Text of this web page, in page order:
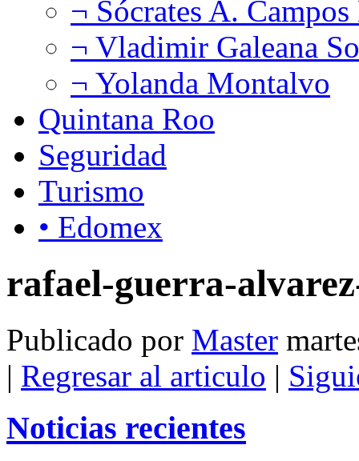
¬ Sócrates A.
¬ Vladimir Galeana
¬ Yolanda Montalvo
Quintana Roo
Seguridad
Turismo
• Edomex
rafael-guerra-
Publicado por Master
| Regresar al articulo |
Noticias recientes